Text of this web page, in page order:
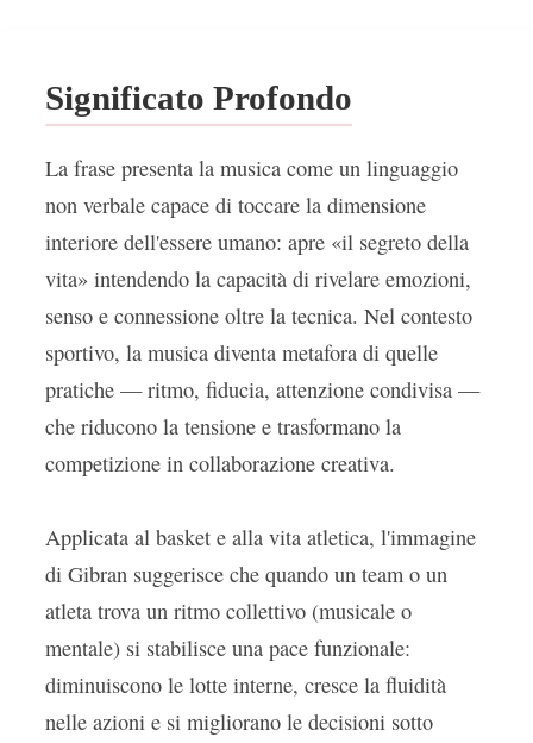
Significato Profondo
La frase presenta la musica come un linguaggio
non verbale capace di toccare la dimensione
interiore dell'essere umano: apre «il segreto della
vita» intendendo la capacità di rivelare emozioni,
senso e connessione oltre la tecnica. Nel contesto
sportivo, la musica diventa metafora di quelle
pratiche — ritmo, fiducia, attenzione condivisa —
che riducono la tensione e trasformano la
competizione in collaborazione creativa.
Applicata al basket e alla vita atletica, l'immagine
di Gibran suggerisce che quando un team o un
atleta trova un ritmo collettivo (musicale o
mentale) si stabilisce una pace funzionale:
diminuiscono le lotte interne, cresce la fluidità
nelle azioni e si migliorano le decisioni sotto